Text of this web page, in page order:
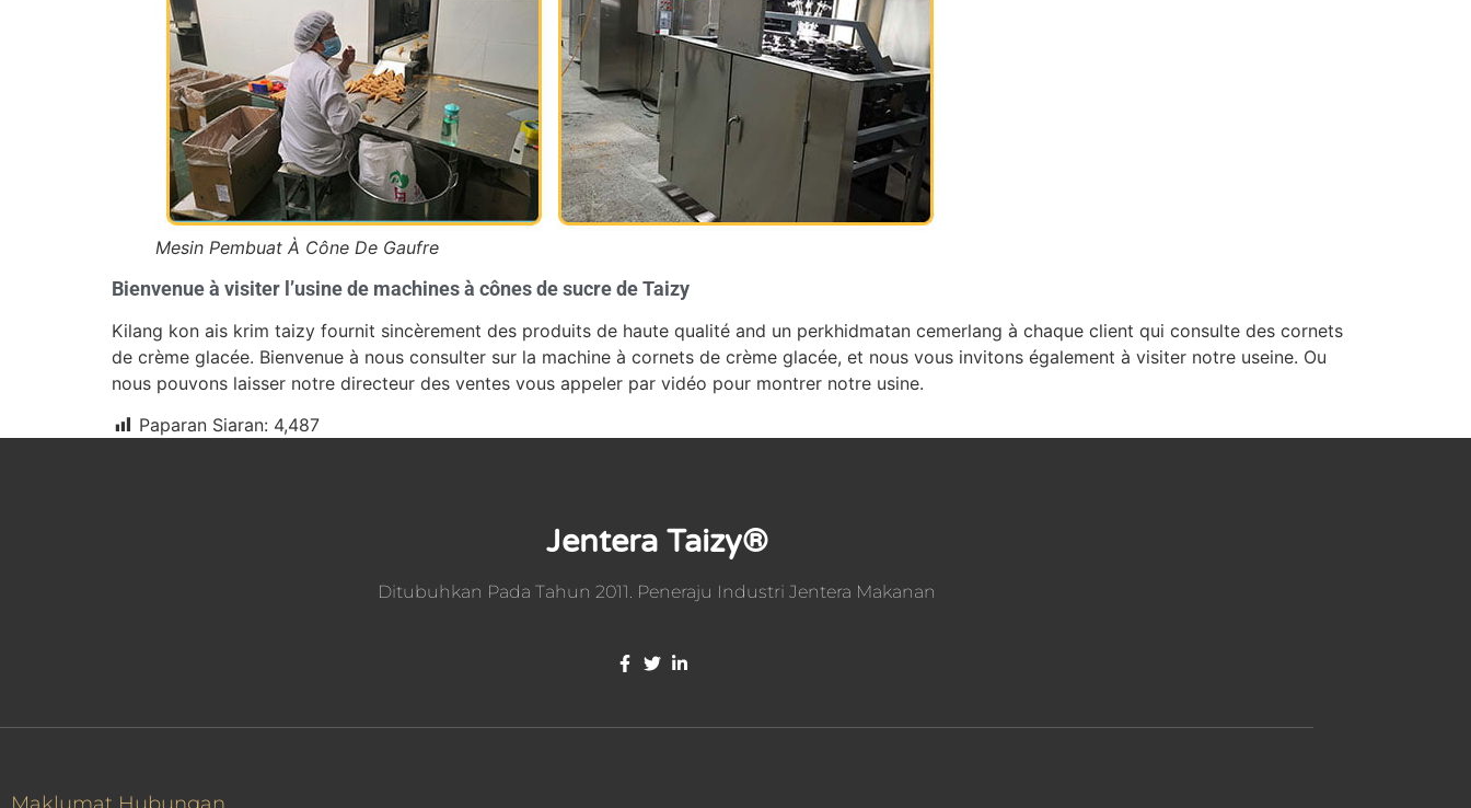
Mesin Pembuat À Cône De Gaufre
Bienvenue à visiter l’usine de machines à cônes de sucre de Taizy
Kilang kon ais krim taizy fournit sincèrement des produits de haute qualité and un perkhidmatan cemerlang à chaque client qui consulte des cornets
de crème glacée. Bienvenue à nous consulter sur la machine à cornets de crème glacée, et nous vous invitons également à visiter notre useine. Ou
nous pouvons laisser notre directeur des ventes vous appeler par vidéo pour montrer notre usine.
Paparan Siaran: 4,487
Jentera Taizy®
Ditubuhkan Pada Tahun 2011. Peneraju Industri Jentera Makanan
Maklumat Hubungan